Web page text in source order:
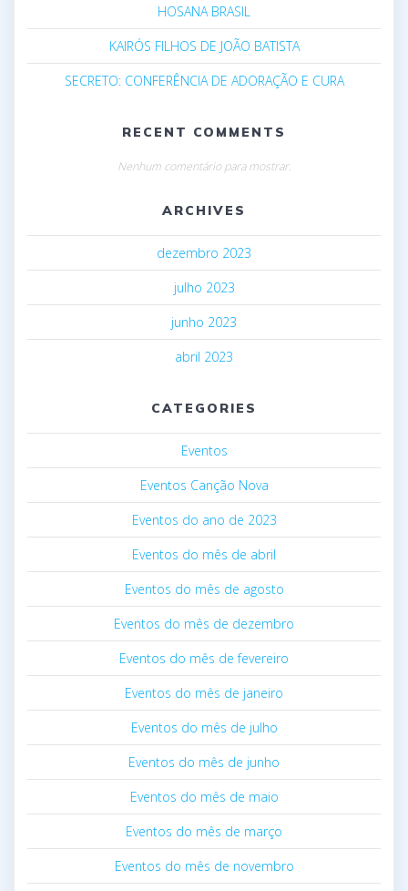
HOSANA BRASIL
KAIRÓS FILHOS DE JOÃO BATISTA
SECRETO: CONFERÊNCIA DE ADORAÇÃO E CURA
RECENT COMMENTS
Nenhum comentário para mostrar.
ARCHIVES
dezembro 2023
julho 2023
junho 2023
abril 2023
CATEGORIES
Eventos
Eventos Canção Nova
Eventos do ano de 2023
Eventos do mês de abril
Eventos do mês de agosto
Eventos do mês de dezembro
Eventos do mês de fevereiro
Eventos do mês de janeiro
Eventos do mês de julho
Eventos do mês de junho
Eventos do mês de maio
Eventos do mês de março
Eventos do mês de novembro